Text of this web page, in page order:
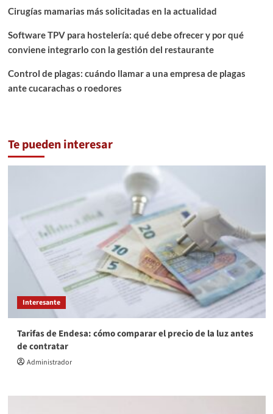
Cirugías mamarias más solicitadas en la actualidad
Software TPV para hostelería: qué debe ofrecer y por qué
conviene integrarlo con la gestión del restaurante
Control de plagas: cuándo llamar a una empresa de plagas
ante cucarachas o roedores
Te pueden interesar
Interesante
Tarifas de Endesa: cómo comparar el precio de la luz antes
de contratar
Administrador